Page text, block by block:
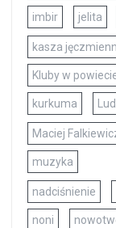
imbir jelita
kasza
Kluby w
kurkuma
Maciej
muzyka
nadciśnienie
noni